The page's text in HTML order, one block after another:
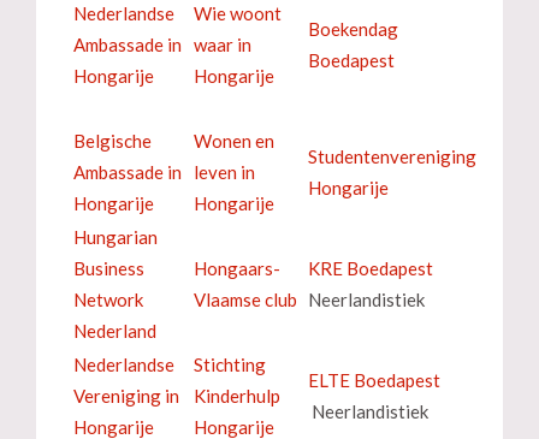
Nederlandse
Ambassade in
Hongarije
Wie woont
waar in
Hongarije
Boekendag
Boedapest
Belgische
Ambassade in
Hongarije
Wonen en
leven in
Hongarije
Studentenvereniging
Hongarije
Hungarian
Business
Network
Nederland
Hongaars-
Vlaamse club
KRE Boedapest
Neerlandistiek
Nederlandse
Vereniging in
Hongarije
Stichting
Kinderhulp
Hongarije
ELTE Boedapest
Neerlandistiek